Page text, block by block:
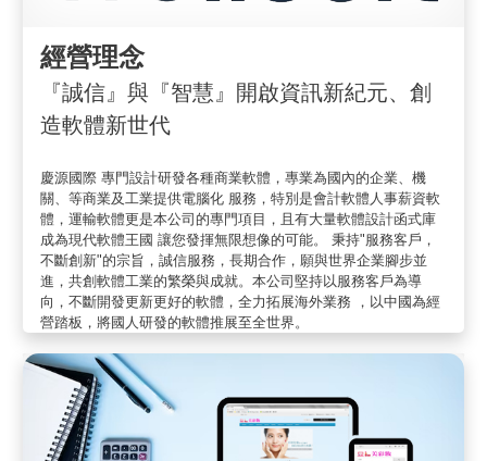
經營理念
『誠信』與『智慧』開啟資訊新紀元、創
造軟體新世代
慶源國際 專門設計研發各種商業軟體，專業為國內的企業、機
關、等商業及工業提供電腦化 服務，特別是會計軟體人事薪資軟
體，運輸軟體更是本公司的專門項目，且有大量軟體設計函式庫
成為現代軟體王國 讓您發揮無限想像的可能。 秉持"服務客戶，
不斷創新"的宗旨，誠信服務，長期合作，願與世界企業腳步並
進，共創軟體工業的繁榮與成就。本公司堅持以服務客戶為導
向，不斷開發更新更好的軟體，全力拓展海外業務 ，以中國為經
營踏板，將國人研發的軟體推展至全世界。